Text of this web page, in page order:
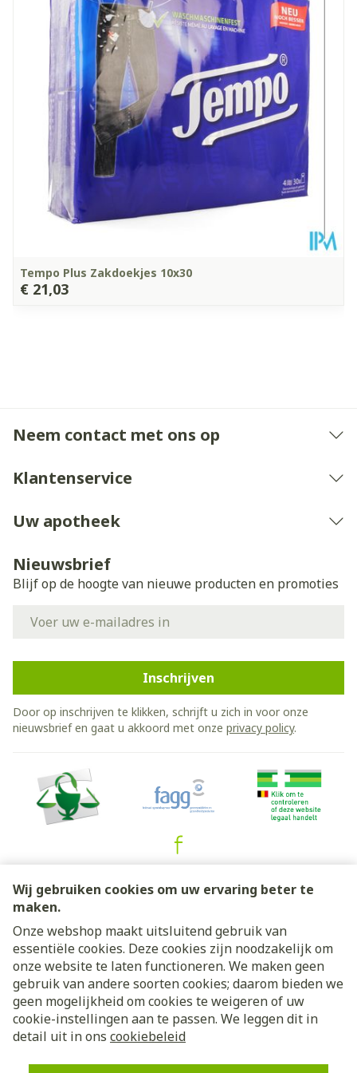
Wij gebruiken cookies om uw ervaring beter te
maken.
Onze webshop maakt uitsluitend gebruik van
essentiële cookies. Deze cookies zijn noodzakelijk om
onze website te laten functioneren. We maken geen
gebruik van andere soorten cookies; daarom bieden we
geen mogelijkheid om cookies te weigeren of uw
cookie-instellingen aan te passen. We leggen dit in
detail uit in ons cookiebeleid
Diepte 78 mm
Behoud
Kamertemperatuur (15°C -
25°C)
Tempo Plus Zakdoekjes 10x30
€ 21,03
Neem contact met ons op
Klantenservice
Uw apotheek
Nieuwsbrief
Blijf op de hoogte van nieuwe producten en promoties
Inschrijven
Door op inschrijven te klikken, schrijft u zich in voor onze
nieuwsbrief en gaat u akkoord met onze privacy policy.
Juridische links